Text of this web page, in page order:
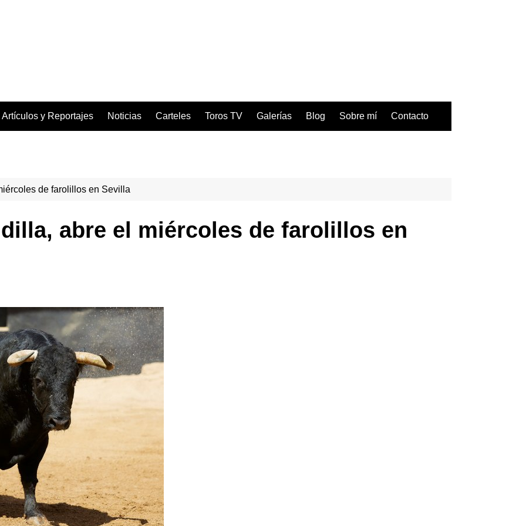
Artículos y Reportajes Noticias Carteles Toros TV Galerías Blog Sobre mí Contacto
de farolillos en Sevilla
abre el miércoles de farolillos en